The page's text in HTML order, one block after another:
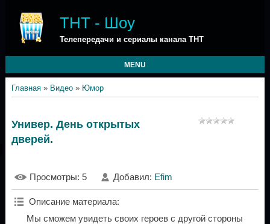
ТНТ - Шоу
Телепередачи и сериалы канала ТНТ
MENU
Главная» Видео» Юмор
Универ. День открытых
дверей.
Просмотры: 5 Добавил: Efim
Описание материала:
Мы сможем увидеть своих героев с другой стороны